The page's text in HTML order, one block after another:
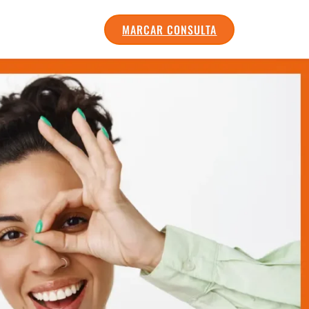
MARCAR CONSULTA